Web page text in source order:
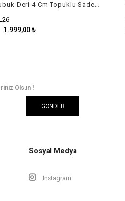
Hakiki Nubuk Deri 4 Cm Topuklu Sade Çizme
1.999,00 ₺
Olsun !
GÖNDER
Sosyal Medya
Instagram